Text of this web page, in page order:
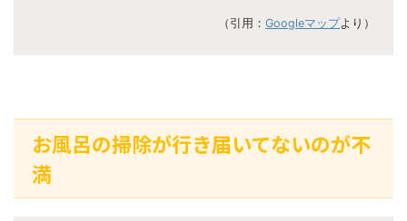
（引用： Googleマップより）
お風呂の掃除が行き届いてないのが不
満